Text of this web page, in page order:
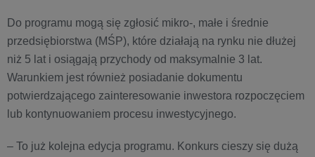
Do programu mogą się zgłosić mikro-, małe i średnie
przedsiębiorstwa (MŚP), które działają na rynku nie dłużej
niż 5 lat i osiągają przychody od maksymalnie 3 lat.
Warunkiem jest również posiadanie dokumentu
potwierdzającego zainteresowanie inwestora rozpoczęciem
lub kontynuowaniem procesu inwestycyjnego.
– To już kolejna edycja programu. Konkurs cieszy się dużą